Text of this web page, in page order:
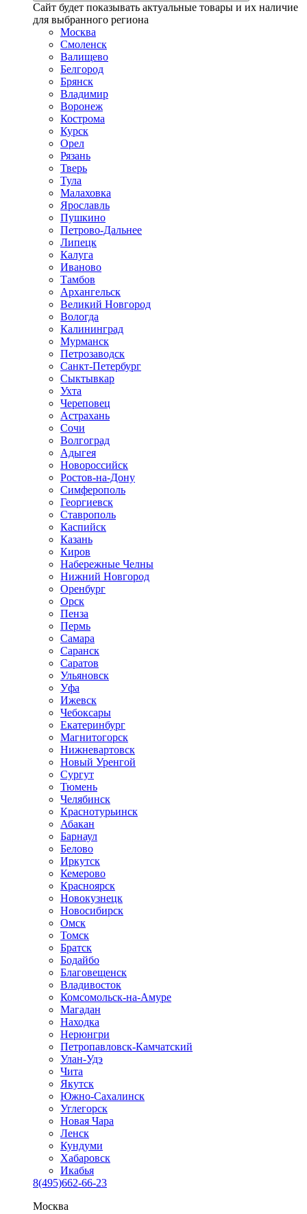
Сайт будет показывать актуальные товары и их наличие
для выбранного региона
Москва
Смоленск
Валищево
Белгород
Брянск
Владимир
Воронеж
Кострома
Курск
Орел
Рязань
Тверь
Тула
Малаховка
Ярославль
Пушкино
Петрово-Дальнее
Липецк
Калуга
Иваново
Тамбов
Архангельск
Великий Новгород
Вологда
Калининград
Мурманск
Петрозаводск
Санкт-Петербург
Сыктывкар
Ухта
Череповец
Астрахань
Сочи
Волгоград
Адыгея
Новороссийск
Ростов-на-Дону
Симферополь
Георгиевск
Ставрополь
Каспийск
Казань
Киров
Набережные Челны
Нижний Новгород
Оренбург
Орск
Пенза
Пермь
Самара
Саранск
Саратов
Ульяновск
Уфа
Ижевск
Чебоксары
Екатеринбург
Магнитогорск
Нижневартовск
Новый Уренгой
Сургут
Тюмень
Челябинск
Краснотурьинск
Абакан
Барнаул
Белово
Иркутск
Кемерово
Красноярск
Новокузнецк
Новосибирск
Омск
Томск
Братск
Бодайбо
Благовещенск
Владивосток
Комсомольск-на-Амуре
Магадан
Находка
Нерюнгри
Петропавловск-Камчатский
Улан-Удэ
Чита
Якутск
Южно-Сахалинск
Углегорск
Новая Чара
Ленск
Кундуми
Хабаровск
Икабья
8(495)662-66-23
Москва